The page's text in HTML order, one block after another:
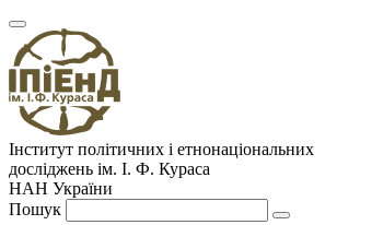
Інститут політичних і етнонаціональних
досліджень ім. І. Ф. Кураса
НАН України
Пошук